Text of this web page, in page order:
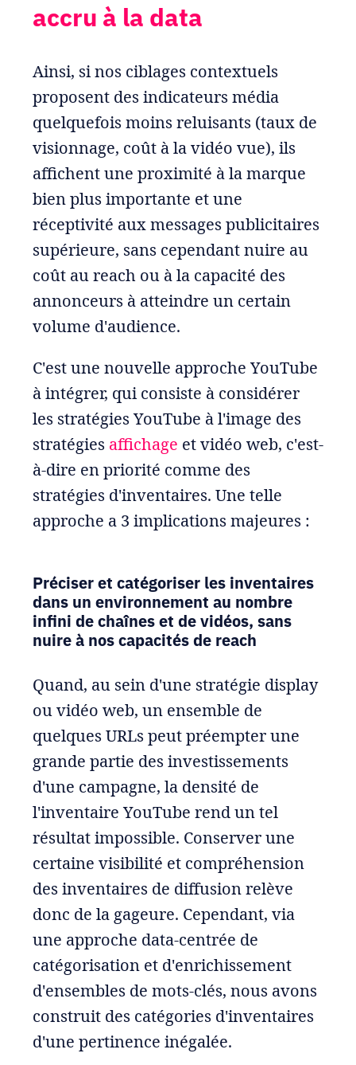
accru à la data
Ainsi, si nos ciblages contextuels
proposent des indicateurs média
quelquefois moins reluisants (taux de
visionnage, coût à la vidéo vue), ils
affichent une proximité à la marque
bien plus importante et une
réceptivité aux messages publicitaires
supérieure, sans cependant nuire au
coût au reach ou à la capacité des
annonceurs à atteindre un certain
volume d'audience.
C'est une nouvelle approche YouTube
à intégrer, qui consiste à considérer
les stratégies YouTube à l'image des
stratégies affichage et vidéo web, c'est-
à-dire en priorité comme des
stratégies d'inventaires. Une telle
approche a 3 implications majeures :
Préciser et catégoriser les inventaires
dans un environnement au nombre
infini de chaînes et de vidéos, sans
nuire à nos capacités de reach
Quand, au sein d'une stratégie display
ou vidéo web, un ensemble de
quelques URLs peut préempter une
grande partie des investissements
d'une campagne, la densité de
l'inventaire YouTube rend un tel
résultat impossible. Conserver une
certaine visibilité et compréhension
des inventaires de diffusion relève
donc de la gageure. Cependant, via
une approche data-centrée de
catégorisation et d'enrichissement
d'ensembles de mots-clés, nous avons
construit des catégories d'inventaires
d'une pertinence inégalée.